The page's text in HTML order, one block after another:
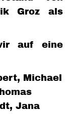
Groz als
auf eine
Michael
Jana